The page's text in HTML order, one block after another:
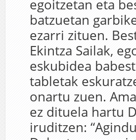
egoitzetan eta
batzuetan
ezarri zituen.
Ekintza Sailak,
eskubidea
tabletak
onartu zuen.
ez dituela hartu
iruditzen: